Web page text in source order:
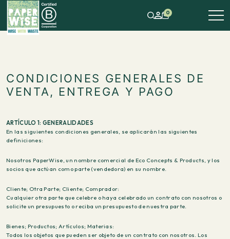
0
CONDICIONES GENERALES DE
VENTA, ENTREGA Y PAGO
ARTÍCULO 1: GENERALIDADES
En las siguientes condiciones generales, se aplicarán las siguientes
definiciones:
Nosotros PaperWise, un nombre comercial de Eco Concepts & Products, y los
socios que actúan como parte (vendedora) en su nombre.
Cliente; Otra Parte; Cliente; Comprador:
Cualquier otra parte que celebre o haya celebrado un contrato con nosotros o
solicite un presupuesto o reciba un presupuesto de nuestra parte.
Bienes; Productos; Artículos; Materias:
Todos los objetos que pueden ser objeto de un contrato con nosotros. Los